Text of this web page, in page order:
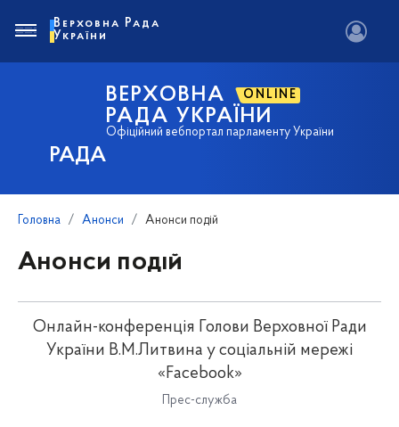
РАДА
ВЕРХОВНА ONLINE
РАДА УКРАЇНИ
Офіційний вебпортал парламенту України
Верховна Рада
України
Головна Анонси Анонси подій
Анонси подій
Онлайн-конференція Голови Верховної Ради
України В.М.Литвина у соціальній мережі
«Facebook»
Прес-служба